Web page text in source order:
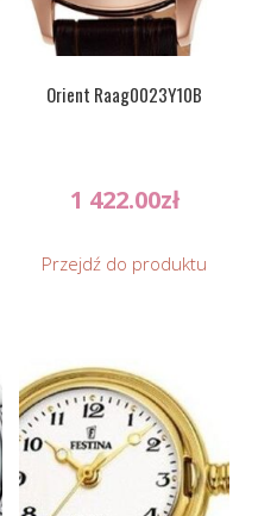
Orient Raag0023Y10B
1 422.00zł
Przejdź do produktu